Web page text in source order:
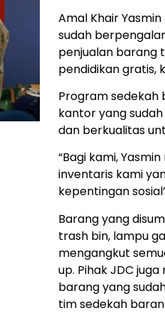
Amal Khair
sudah
penjualan barang
pendidikan gratis,
Program sedekah
kantor yang
dan berkualitas
“Bagi kami,
inventaris kami
kepentingan
Barang yang
trash bin, lampu
mengangkut
up. Pihak JDC
barang yang
tim sedekah